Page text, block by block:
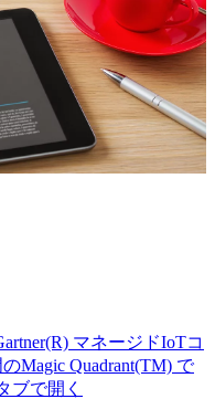
マネージドIoTコ
Magic Quadrant(TM) で
ブで開く